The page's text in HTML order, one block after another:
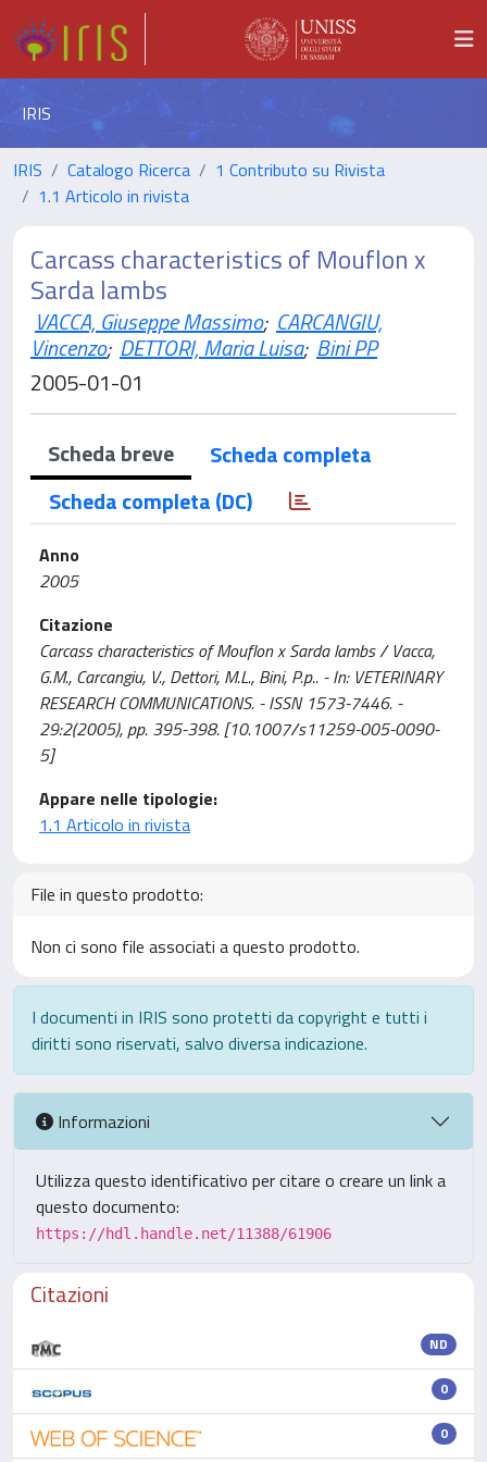
IRIS
IRIS Catalogo Ricerca
1 Contributo su Rivista
1.1 Articolo in rivista
Carcass characteristics of Mouflon x
Sarda lambs
VACCA, Giuseppe Massimo; CARCANGIU,
Vincenzo; DETTORI, Maria Luisa; Bini PP
2005-01-01
Scheda breve
Scheda completa
Scheda completa (DC)
Anno
2005
Citazione
Carcass characteristics of Mouflon x Sarda lambs / Vacca,
G.M., Carcangiu, V., Dettori, M.L., Bini, P.p.. - In: VETERINARY
RESEARCH COMMUNICATIONS. - ISSN 1573-7446. -
29:2(2005), pp. 395-398. [10.1007/s11259-005-0090-
5]
Appare nelle tipologie:
1.1 Articolo in rivista
File in questo prodotto:
Non ci sono file associati a questo prodotto.
I documenti in IRIS sono protetti da copyright e tutti i
diritti sono riservati, salvo diversa indicazione.
Informazioni
Utilizza questo identificativo per citare o creare un link a
questo documento:
https://hdl.handle.net/11388/61906
Citazioni
ND
0
0